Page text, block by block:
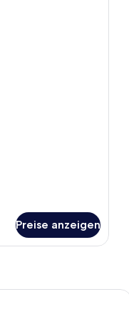
Preise anzeigen
Airport